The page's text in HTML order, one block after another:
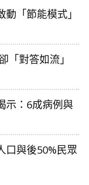
「節能模式」
「對答如流」
示：6成病例與
口與後50%民眾